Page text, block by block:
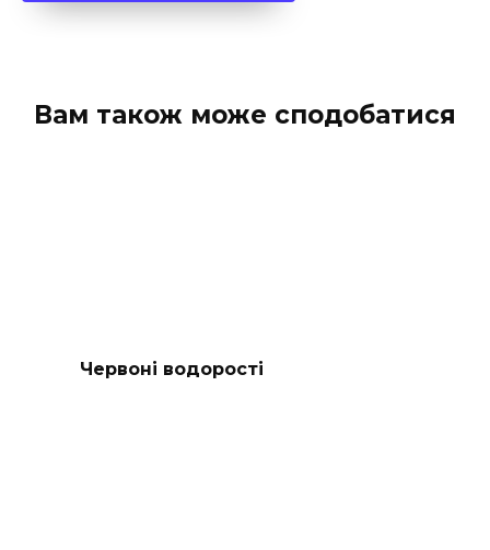
Вам також може сподобатися
Червоні водорості